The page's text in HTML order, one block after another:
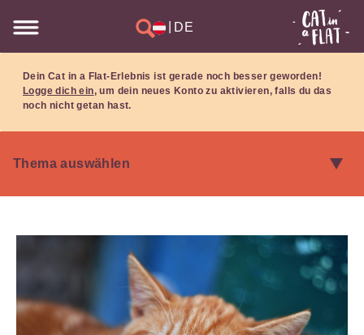
DE
Dein Cat in a Flat-Erlebnis ist gerade noch besser geworden!
Logge dich ein, um dein neues Konto zu aktivieren, falls du das
noch nicht getan hast.